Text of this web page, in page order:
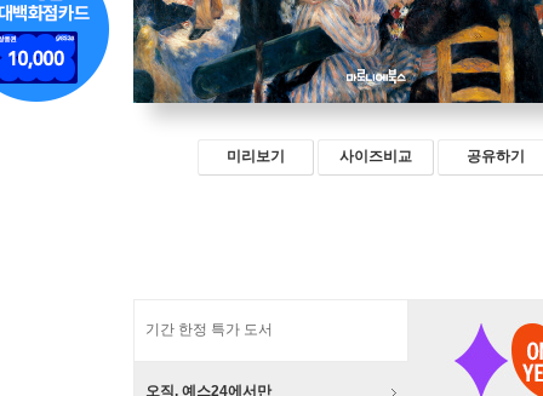
미리보기 사이즈비교 공유하기
기간 한정 특가 도서
오직, 예스24에서만